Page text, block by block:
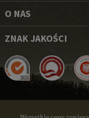
O NAS
ZNAK JAKOŚCI